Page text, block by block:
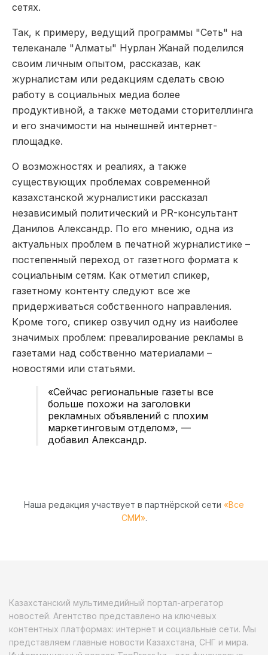
сетях.
Так, к примеру, ведущий программы "Сеть" на
телеканале "Алматы" Нурлан Жанай поделился
своим личным опытом, рассказав, как
журналистам или редакциям сделать свою
работу в социальных медиа более
продуктивной, а также методами сторителлинга
и его значимости на нынешней интернет-
площадке.
О возможностях и реалиях, а также
существующих проблемах современной
казахстанской журналистики рассказал
независимый политический и PR-консультант
Данилов Александр. По его мнению, одна из
актуальных проблем в печатной журналистике –
постепенный переход от газетного формата к
социальным сетям. Как отметил спикер,
газетному контенту следуют все же
придерживаться собственного направления.
Кроме того, спикер озвучил одну из наиболее
значимых проблем: превалирование рекламы в
газетами над собственно материалами –
новостями или статьями.
«Сейчас региональные газеты все
больше похожи на заголовки
рекламных объявлений с плохим
маркетинговым отделом», —
добавил Александр.
Наша редакция участвует в партнёрской сети «Все
СМИ».
Казахстанский мультимедийный портал-агрегатор
новостей. Агентство представлено на ключевых
контентных платформах: интернет и социальные сети. Мы
представляем главные новости Казахстана, СНГ и мира.